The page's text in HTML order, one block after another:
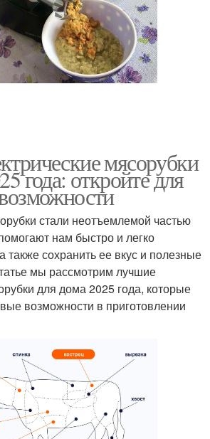
мясорубки
года: откройте для
стали неотъемлемой частью
нам быстро и легко
также сохранить ее вкус и полезные
мы рассмотрим лучшие
для дома 2025 года, которые
возможности в приготовлении